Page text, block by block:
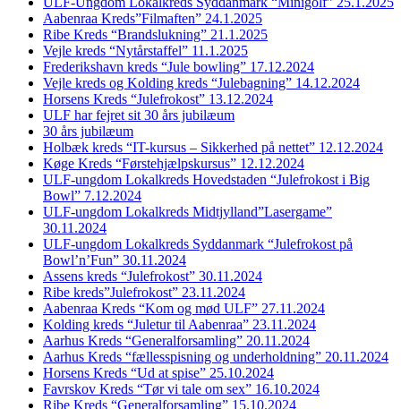
Aabenraa Kreds”Filmaften” 24.1.2025
Ribe Kreds “Brandslukning” 21.1.2025
Vejle kreds “Nytårstaffel” 11.1.2025
Frederikshavn kreds “Jule bowling” 17.12.2024
Vejle kreds og Kolding kreds “Julebagning” 14.12.2024
Horsens Kreds “Julefrokost” 13.12.2024
ULF har fejret sit 30 års jubilæum
30 års jubilæum
Holbæk kreds “IT-kursus – Sikkerhed på nettet” 12.12.2024
Køge Kreds “Førstehjælpskursus” 12.12.2024
ULF-ungdom Lokalkreds Hovedstaden “Julefrokost i Big
Bowl” 7.12.2024
ULF-ungdom Lokalkreds Midtjylland”Lasergame”
30.11.2024
ULF-ungdom Lokalkreds Syddanmark “Julefrokost på
Bowl’n’Fun” 30.11.2024
Assens kreds “Julefrokost” 30.11.2024
Ribe kreds”Julefrokost” 23.11.2024
Aabenraa Kreds “Kom og mød ULF” 27.11.2024
Kolding kreds “Juletur til Aabenraa” 23.11.2024
Aarhus Kreds “Generalforsamling” 20.11.2024
Aarhus Kreds “fællesspisning og underholdning” 20.11.2024
Horsens Kreds “Ud at spise” 25.10.2024
Favrskov Kreds “Tør vi tale om sex” 16.10.2024
Ribe Kreds “Generalforsamling” 15.10.2024